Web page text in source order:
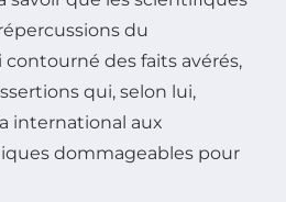
du
des faits avérés,
qui, selon lui,
international aux
dommageables pour